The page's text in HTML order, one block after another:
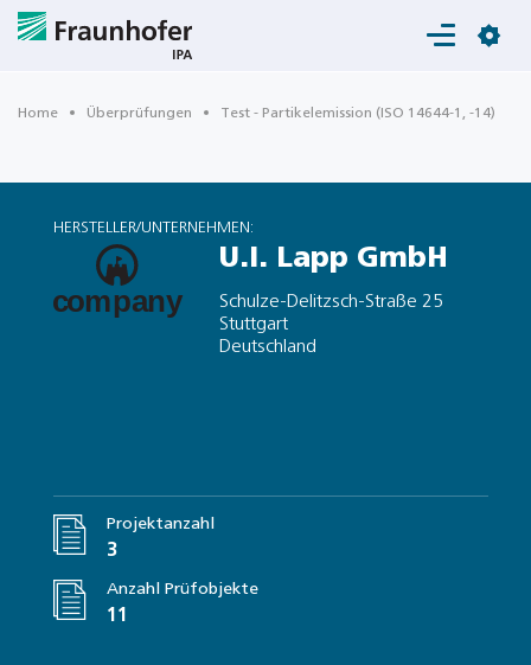
Login
Home Überprüfungen Test - Partikelemission (ISO 14644-1, -14)
HERSTELLER/UNTERNEHMEN:
U.I. Lapp GmbH
Schulze-Delitzsch-Straße 25
Stuttgart
Deutschland
Projektanzahl
3
Anzahl Prüfobjekte
11